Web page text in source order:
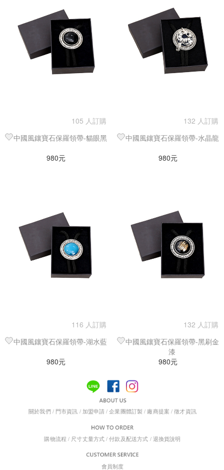
105 人訂購
中國風鑲寶石保羅領帶-貓眼黑
980元
132 人訂購
中國風鑲寶石保羅領帶-水晶龍
980元
116 人訂購
中國風鑲寶石保羅領帶-湖水藍
980元
132 人訂購
中國風鑲寶石保羅領帶-黑刷金
漆
980元